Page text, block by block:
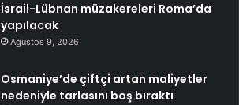
İsrail-Lübnan müzakereleri Roma’da
yapılacak
Ağustos 9, 2026
Osmaniye’de çiftçi artan maliyetler
nedeniyle tarlasını boş bıraktı